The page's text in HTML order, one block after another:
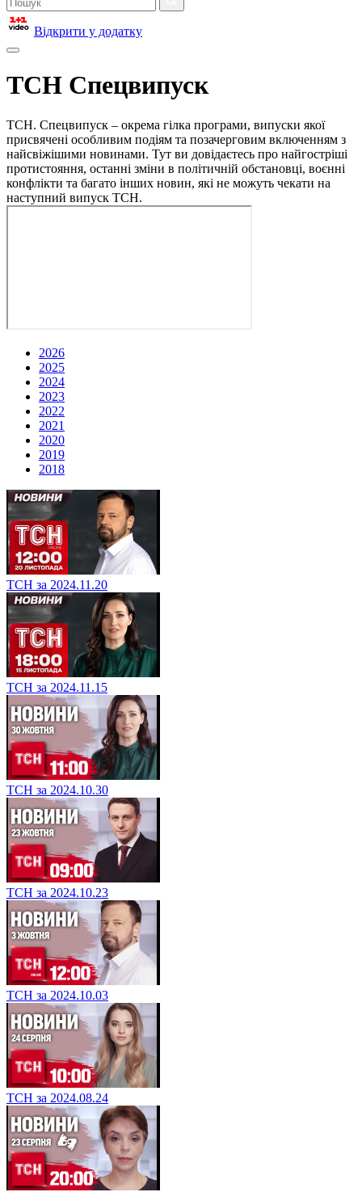
Відкрити у додатку
ТСН Спецвипуск
ТСН. Спецвипуск – окрема гілка програми, випуски якої
присвячені особливим подіям та позачерговим включенням з
найсвіжішими новинами. Тут ви довідаєтесь про найгостріші
протистояння, останні зміни в політичній обстановці, воєнні
конфлікти та багато інших новин, які не можуть чекати на
наступний випуск ТСН.
2026
2025
2024
2023
2022
2021
2020
2019
2018
ТСН за 2024.11.20
ТСН за 2024.11.15
ТСН за 2024.10.30
ТСН за 2024.10.23
ТСН за 2024.10.03
ТСН за 2024.08.24